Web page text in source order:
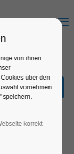
Menu
&
von ihnen
über den
vornehmen
speichern.
korrekt